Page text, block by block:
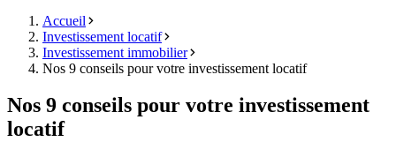
Accueil
Investissement locatif
Investissement immobilier
Nos 9 conseils pour votre investissement locatif
Nos 9 conseils pour votre investissement
locatif